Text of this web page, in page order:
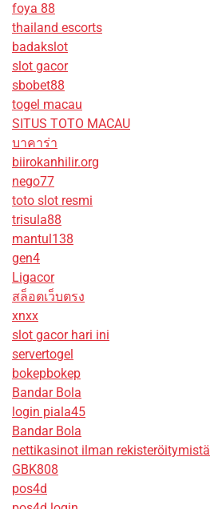
foya 88
thailand escorts
badakslot
slot gacor
sbobet88
togel macau
SITUS TOTO MACAU
บาคาร่า
biirokanhilir.org
nego77
toto slot resmi
trisula88
mantul138
gen4
Ligacor
สล็อตเว็บตรง
xnxx
slot gacor hari ini
servertogel
bokepbokep
Bandar Bola
login piala45
Bandar Bola
nettikasinot ilman rekisteröitymistä
GBK808
pos4d